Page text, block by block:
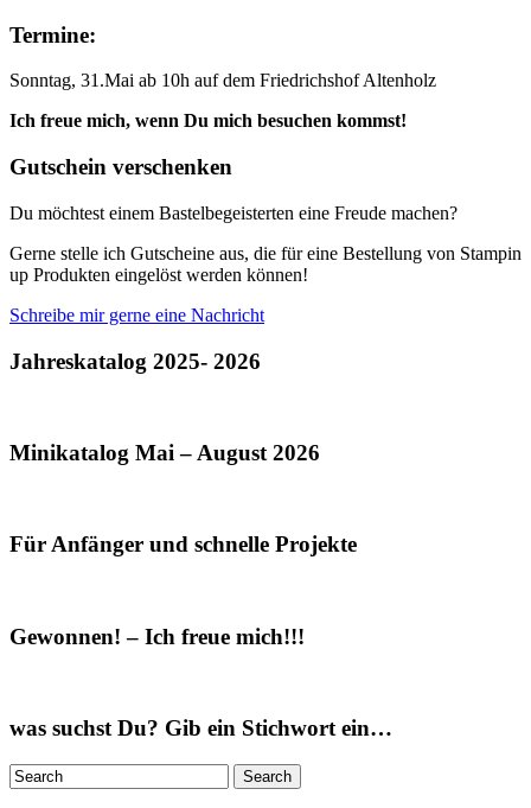
Termine:
Sonntag, 31.Mai ab 10h auf dem Friedrichshof Altenholz
Ich freue mich, wenn Du mich besuchen kommst!
Gutschein verschenken
Du möchtest einem Bastelbegeisterten eine Freude machen?
Gerne stelle ich Gutscheine aus, die für eine Bestellung von Stampin
up Produkten eingelöst werden können!
Schreibe mir gerne eine Nachricht
Jahreskatalog 2025- 2026
Minikatalog Mai – August 2026
Für Anfänger und schnelle Projekte
Gewonnen! – Ich freue mich!!!
was suchst Du? Gib ein Stichwort ein…